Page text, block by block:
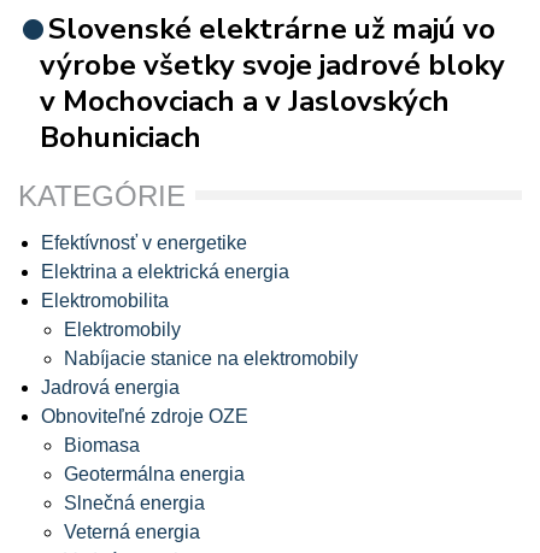
Slovenské elektrárne už majú vo
výrobe všetky svoje jadrové bloky
v Mochovciach a v Jaslovských
Bohuniciach
KATEGÓRIE
Efektívnosť v energetike
Elektrina a elektrická energia
Elektromobilita
Elektromobily
Nabíjacie stanice na elektromobily
Jadrová energia
Obnoviteľné zdroje OZE
Biomasa
Geotermálna energia
Slnečná energia
Veterná energia